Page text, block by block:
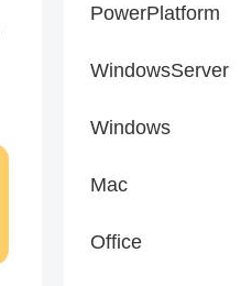
PowerPlatform
WindowsServer
Windows
Mac
Office